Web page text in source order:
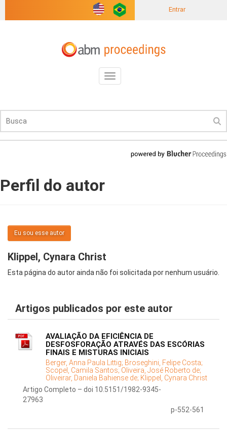
Entrar
Toggle
navigation
Perfil do autor
Eu sou esse autor
Klippel, Cynara Christ
Esta página do autor ainda não foi solicitada por nenhum usuário.
Artigos publicados por este autor
AVALIAÇÃO DA EFICIÊNCIA DE
DESFOSFORAÇÃO ATRAVÉS DAS ESCÓRIAS
FINAIS E MISTURAS INICIAIS
Berger, Anna Paula Littig; Broseghini, Felipe Costa;
Scopel, Camila Santos; Oliveira, José Roberto de;
Oliveirar, Daniela Bahiense de; Klippel, Cynara Christ
Artigo Completo – doi 10.5151/1982-9345-
27963
p-552-561